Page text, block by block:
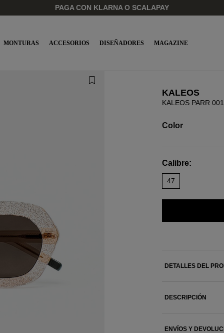
PAGA CON KLARNA O SCALAPAY
MONTURAS ACCESORIOS DISEÑADORES MAGAZINE
KALEOS
KALEOS PARR 001
Color
Calibre:
47
DETALLES DEL
DESCRIPCIÓN
ENVÍOS Y